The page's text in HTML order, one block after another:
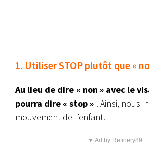
1. Utiliser STOP plutôt que «
Au lieu de dire « non » avec le
pourra dire « stop » ! Ainsi, nous
mouvement de l’enfant.
▼ Ad by Refinery89